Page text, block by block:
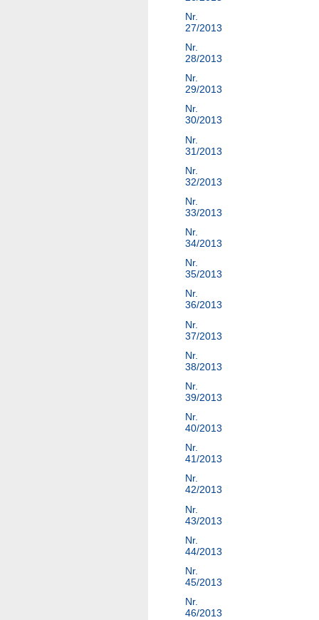
Nr.
27/2013
Nr.
28/2013
Nr.
29/2013
Nr.
30/2013
Nr.
31/2013
Nr.
32/2013
Nr.
33/2013
Nr.
34/2013
Nr.
35/2013
Nr.
36/2013
Nr.
37/2013
Nr.
38/2013
Nr.
39/2013
Nr.
40/2013
Nr.
41/2013
Nr.
42/2013
Nr.
43/2013
Nr.
44/2013
Nr.
45/2013
Nr.
46/2013